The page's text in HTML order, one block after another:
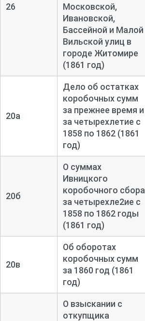
26
Московской,
Ивановской,
Бассейной и Малой
Вильской улиц в
городе Житомире
(1861 год)
20а
Дело об остатках
коробочных сумм
за прежнее время и
за четырехлетие с
1858 по 1862 (1861
год)
20б
О суммах
Ивницкого
коробочного сбора
за четырехле2ие с
1858 по 1862 годы
(1861 год)
20в
Об оборотах
коробочных сумм
за 1860 год (1861
год)
О взыскании с
откупщика